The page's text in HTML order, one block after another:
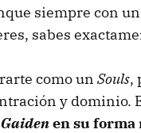
siempre con
sabes
como un Souls,
y dominio.
en su forma